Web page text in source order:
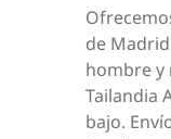
de
hombre y
Tailandia
bajo.